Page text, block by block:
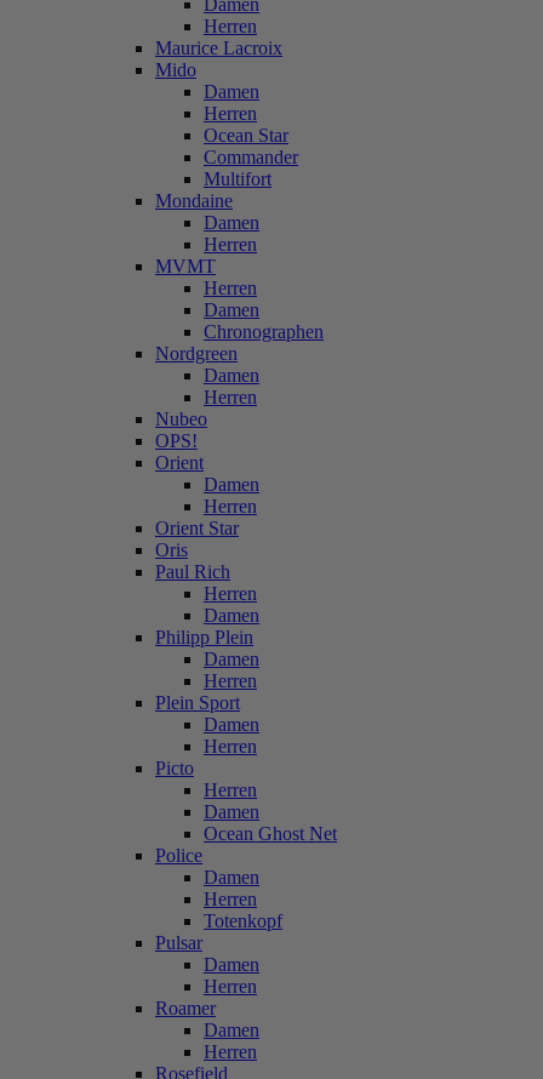
Damen
Herren
Maurice Lacroix
Mido
Damen
Herren
Ocean Star
Commander
Multifort
Mondaine
Damen
Herren
MVMT
Herren
Damen
Chronographen
Nordgreen
Damen
Herren
Nubeo
OPS!
Orient
Damen
Herren
Orient Star
Oris
Paul Rich
Herren
Damen
Philipp Plein
Damen
Herren
Plein Sport
Damen
Herren
Picto
Herren
Damen
Ocean Ghost Net
Police
Damen
Herren
Totenkopf
Pulsar
Damen
Herren
Roamer
Damen
Herren
Rosefield